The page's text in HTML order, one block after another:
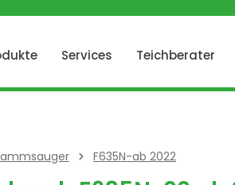
Services Teichberater
F635N-ab 2022